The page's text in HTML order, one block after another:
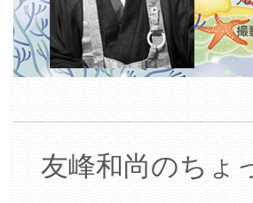
友峰和尚のちょ